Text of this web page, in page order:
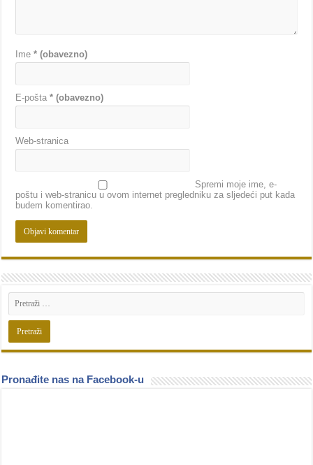
Ime* (obavezno)
E-pošta* (obavezno)
Web-stranica
Spremi moje ime, e-
poštu i web-stranicu u ovom internet pregledniku za sljedeći put kada
budem komentirao.
Pronađite nas na Facebook-u